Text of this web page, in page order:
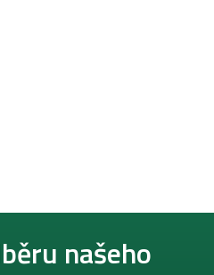
našeho